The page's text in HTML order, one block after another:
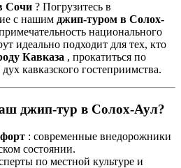
Сочи ? Погрузитесь в
с нашим джип-туром в Солох-
национального
идеально подходит для тех, кто
Кавказа , прокатиться по
кавказского гостеприимства.
джип-тур в Солох-Аул?
: современные внедорожники
состоянии.
по местной культуре и